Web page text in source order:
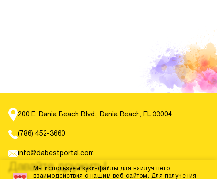
200 E. Dania Beach Blvd., Dania Beach, FL 33004
(786) 452-3660
info@dabestportal.com
Давайте дружить!
Мы используем куки-файлы для наилучшего
взаимодействия с нашим веб-сайтом. Для получения